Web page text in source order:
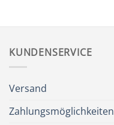
KUNDENSERVICE
Versand
Zahlungsmöglichkeiten